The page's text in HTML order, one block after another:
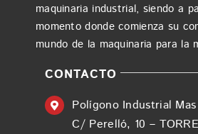
maquinaria industrial, siendo a
momento donde comienza su
mundo de la maquinaria para la
CONTACTO
Polígono Industrial
C/ Perelló, 10 –